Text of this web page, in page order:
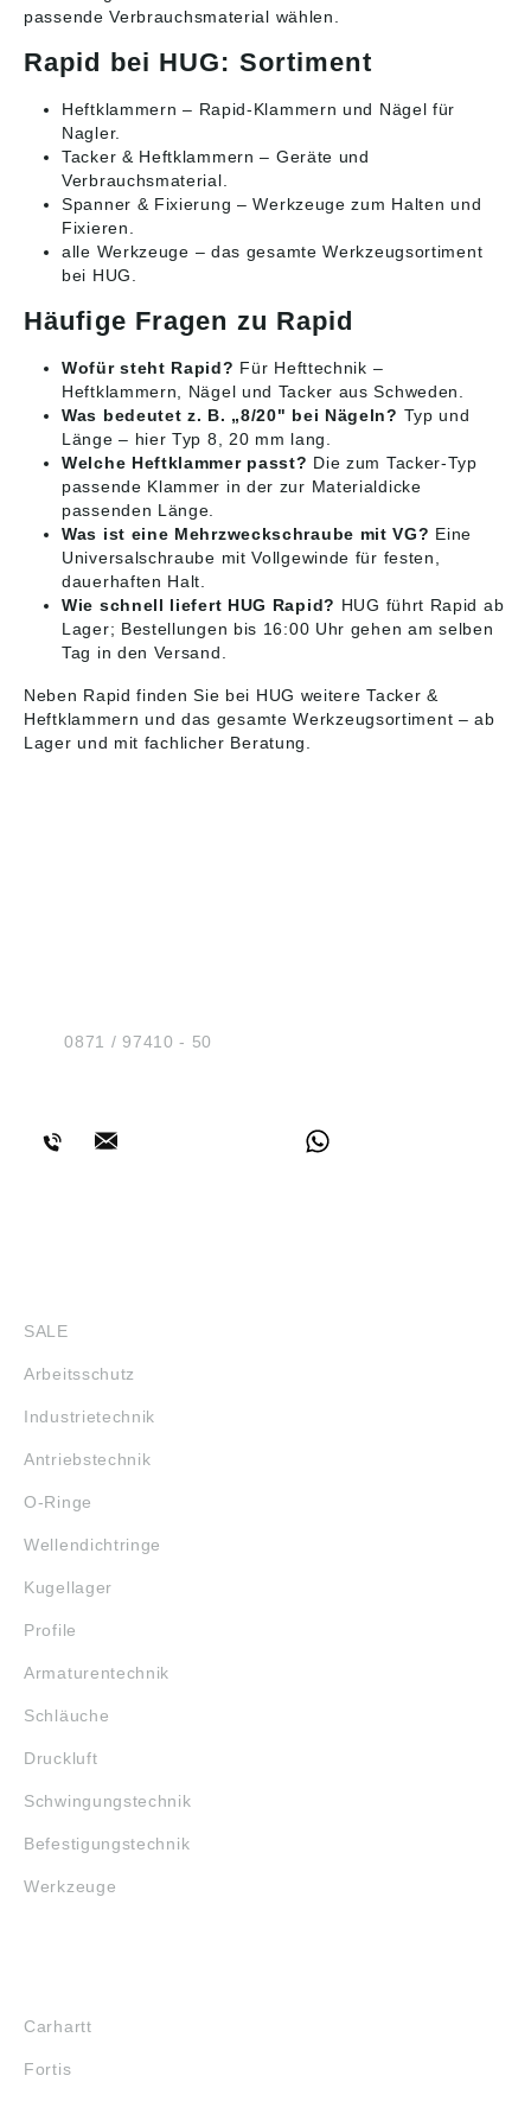
passende Verbrauchsmaterial wählen.
Rapid bei HUG: Sortiment
Heftklammern – Rapid-Klammern und Nägel für
Nagler.
Tacker & Heftklammern – Geräte und
Verbrauchsmaterial.
Spanner & Fixierung – Werkzeuge zum Halten und
Fixieren.
alle Werkzeuge – das gesamte Werkzeugsortiment
bei HUG.
Häufige Fragen zu Rapid
Wofür steht Rapid? Für Hefttechnik –
Heftklammern, Nägel und Tacker aus Schweden.
Was bedeutet z. B. „8/20" bei Nägeln? Typ und
Länge – hier Typ 8, 20 mm lang.
Welche Heftklammer passt? Die zum Tacker-Typ
passende Klammer in der zur Materialdicke
passenden Länge.
Was ist eine Mehrzweckschraube mit VG? Eine
Universalschraube mit Vollgewinde für festen,
dauerhaften Halt.
Wie schnell liefert HUG Rapid? HUG führt Rapid ab
Lager; Bestellungen bis 16:00 Uhr gehen am selben
Tag in den Versand.
Neben Rapid finden Sie bei HUG weitereTacker &
Heftklammern und das gesamteWerkzeugsortiment – ab
Lager und mit fachlicher Beratung.
Tel.:0871 / 97410 - 50
SALE
Arbeitsschutz
Industrietechnik
Antriebstechnik
O-Ringe
Wellendichtringe
Kugellager
Profile
Armaturentechnik
Schläuche
Druckluft
Schwingungstechnik
Befestigungstechnik
Werkzeuge
Carhartt
Fortis